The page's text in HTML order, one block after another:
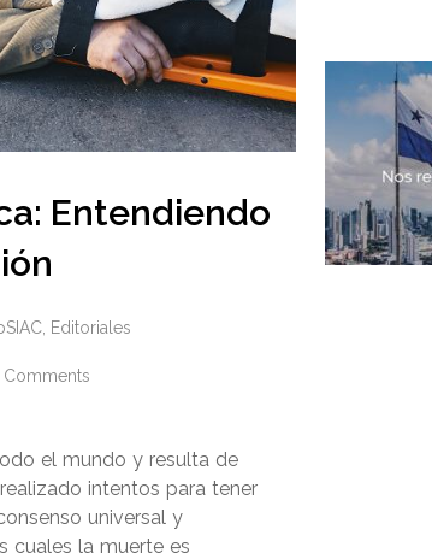
Entendiendo
Editoriales
Comments
el mundo y resulta de
intentos para tener
universal y
cuales la muerte es